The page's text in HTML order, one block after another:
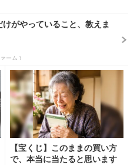
がやっていること、教えま
ーム )
【宝くじ】このままの買い方
で、本当に当たると思います